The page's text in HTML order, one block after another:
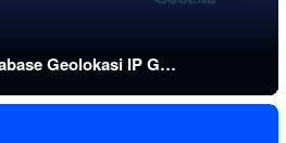
Geolokasi IP G…